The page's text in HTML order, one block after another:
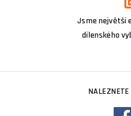
Jsme největší
dílenského